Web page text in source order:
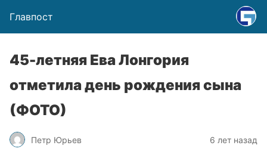
Главпост
45-летняя Ева Лонгория
отметила день рождения сына
(ФОТО)
Петр Юрьев 6 лет назад